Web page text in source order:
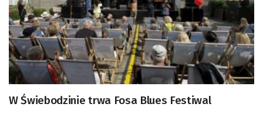
W Świebodzinie trwa Fosa Blues Festiwal